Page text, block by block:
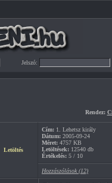
Jelszó:
Rendez:
Letöltés
Cím: 1. Lehetsz király
Dátum: 2005-09-24
Méret: 4757 KB
Letöltések: 12540 db
Értékelés: 5 / 10
Hozzászólások (12)